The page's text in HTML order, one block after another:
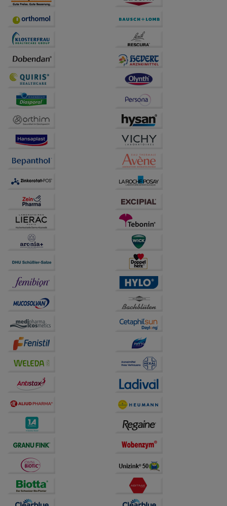
Statistik & Tracking:
Hierüber lassen sich
unserer Website sammeln, mit deren Hilfe wir unsere
Website weiter für Sie optimieren können, den Inhalt
auf unserer Website aber auch die Werbung auf
Drittseiten möglichst relevant für Sie zu gestalten.
Bitte beachten Sie, dass Daten hierfür teilweise an
Dritte wie z.B. Google oder soziale Medien